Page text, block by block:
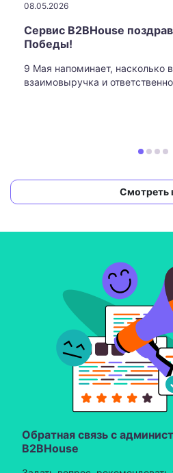
08.05.2026
Сервис B2BHouse
Победы!
9 Мая напоминает, насколько
взаимовыручка и
Смотреть
Обратная связь с
B2BHouse